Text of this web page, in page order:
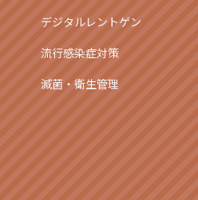
デジタルレントゲン
流行感染症対策
滅菌・衛生管理